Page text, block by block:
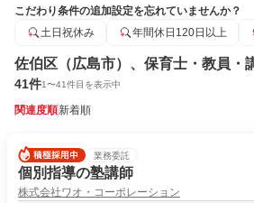
こだわり条件の追加設定を忘れていませんか？
土日祝休み
年間休日120日以上
佐伯区（広島市）、保育士・教員・
41件1〜41件目を表示中
関連度順新着順
業務委託
個別指導の塾講師
株式会社ワオ・コーポレーション